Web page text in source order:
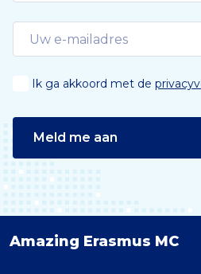
Ik ga akkoord met de
Meld me aan
Amazing Erasmus MC